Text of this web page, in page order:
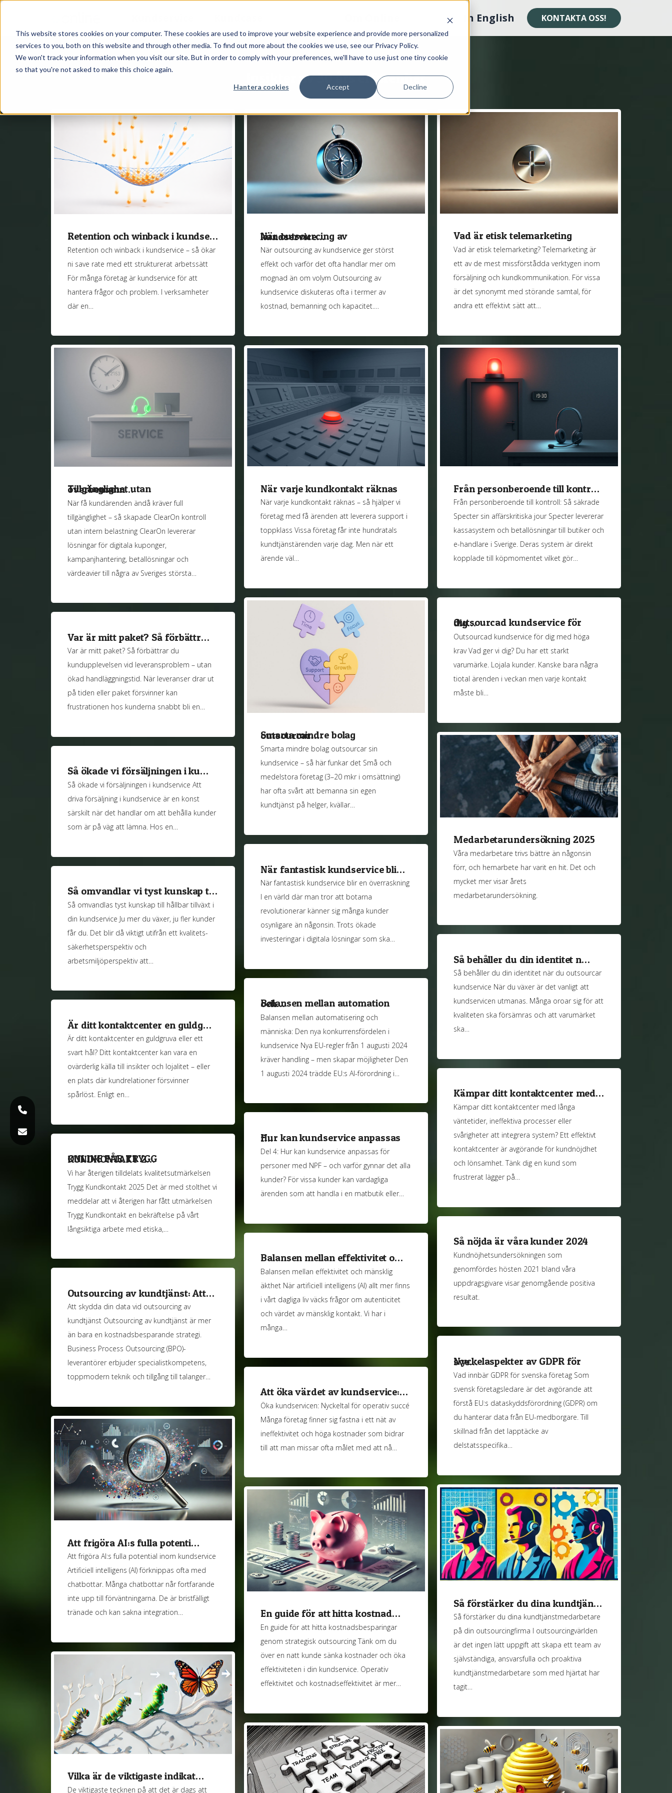
This website stores cookies on your computer. These cookies are used to improve your website experience and provide more personalized
services to you, both on this website and through other media. To find out more about the cookies we use, see our Privacy Policy.
We won't track your information when you visit our site. But in order to comply with your preferences, we'll have to use just one tiny cookie
so that you're not asked to make this choice again.
Hantera cookies Accept Decline
In English KONTAKTA OSS!
Insikter av 30 års erfarenhet
Retention och winback i kundse…
Retention och winback i kundservice – så ökar
ni save rate med ett strukturerat arbetssätt
För många företag är kundservice för att
hantera frågor och problem. I verksamheter
där en…
När outsourcing av kundservice…
När outsourcing av kundservice ger störst
effekt och varför det ofta handlar mer om
mognad än om volym Outsourcing av
kundservice diskuteras ofta i termer av
kostnad, bemanning och kapacitet.…
Vad är etisk telemarketing
Vad är etisk telemarketing? Telemarketing är
ett av de mest missförstådda verktygen inom
försäljning och kundkommunikation. För vissa
är det synonymt med störande samtal, för
andra ett effektivt sätt att…
Från personberoende till kontr…
Från personberoende till kontroll: Så säkrade
Specter sin affärskritiska jour Specter levererar
kassasystem och betallösningar till butiker och
e-handlare i Sverige. Deras system är direkt
kopplade till köpmomentet vilket gör…
Tillgänglighet utan överbemann…
När få kundärenden ändå kräver full
tillgänglighet – så skapade ClearOn kontroll
utan intern belastning ClearOn levererar
lösningar för digitala kuponger,
kampanjhantering, betallösningar och
värdeavier till några av Sveriges största…
När varje kundkontakt räknas
När varje kundkontakt räknas – så hjälper vi
företag med få ärenden att leverera support i
toppklass Vissa företag får inte hundratals
kundtjänstärenden varje dag. Men när ett
ärende väl…
Smarta mindre bolag outsourcar…
Smarta mindre bolag outsourcar sin
kundservice – så här funkar det Små och
medelstora företag (3–20 mkr i omsättning)
har ofta svårt att bemanna sin egen
kundtjänst på helger, kvällar…
Outsourcad kundservice för dig…
Outsourcad kundservice för dig med höga
krav Vad ger vi dig? Du har ett starkt
varumärke. Lojala kunder. Kanske bara några
tiotal ärenden i veckan men varje kontakt
måste bli…
Var är mitt paket? Så förbättr…
Var är mitt paket? Så förbättrar du
kundupplevelsen vid leveransproblem – utan
ökad handläggningstid. När leveranser drar ut
på tiden eller paket försvinner kan
frustrationen hos kunderna snabbt bli en…
Medarbetarundersökning 2025
Våra medarbetare trivs bättre än någonsin
förr, och hemarbete har varit en hit. Det och
mycket mer visar årets
medarbetarundersökning.
Så ökade vi försäljningen i ku…
Så ökade vi försäljningen i kundservice Att
driva försäljning i kundservice är en konst
särskilt när det handlar om att behålla kunder
som är på väg att lämna. Hos en…
När fantastisk kundservice bli…
När fantastisk kundservice blir en överraskning
I en värld där man tror att botarna
revolutionerar känner sig många kunder
osynligare än någonsin. Trots ökade
investeringar i digitala lösningar som ska…
Så omvandlar vi tyst kunskap t…
Så omvandlas tyst kunskap till hållbar tillväxt i
din kundservice Ju mer du växer, ju fler kunder
får du. Det blir då viktigt utifrån ett kvalitets-
säkerhetsperspektiv och
arbetsmiljöperspektiv att…
Så behåller du din identitet n…
Så behåller du din identitet när du outsourcar
kundservice När du växer är det vanligt att
kundservicen utmanas. Många oroar sig för att
kvaliteten ska försämras och att varumärket
ska…
Balansen mellan automation och…
Balansen mellan automatisering och
människa: Den nya konkurrensfördelen i
kundservice Nya EU-regler från 1 augusti 2024
kräver handling – men skapar möjligheter Den
1 augusti 2024 trädde EU:s AI-förordning i…
Är ditt kontaktcenter en guldg…
Är ditt kontaktcenter en guldgruva eller ett
svart hål? Ditt kontaktcenter kan vara en
ovärderlig källa till insikter och lojalitet – eller
en plats där kundrelationer försvinner
spårlöst. Enligt en…
Kämpar ditt kontaktcenter med…
Kämpar ditt kontaktcenter med långa
väntetider, ineffektiva processer eller
svårigheter att integrera system? Ett effektivt
kontaktcenter är avgörande för kundnöjdhet
och lönsamhet. Tänk dig en kund som
frustrerat lägger på…
Hur kan kundservice anpassas f…
Del 4: Hur kan kundservice anpassas för
personer med NPF – och varför gynnar det alla
kunder? För vissa kunder kan vardagliga
ärenden som att handla i en matbutik eller…
ONLINE FÅR TRYGG KUNDKONTAKT 2…
Vi har återigen tilldelats kvalitetsutmärkelsen
Trygg Kundkontakt 2025 Det är med stolthet vi
meddelar att vi återigen har fått utmärkelsen
Trygg Kundkontakt en bekräftelse på vårt
långsiktiga arbete med etiska,…
Så nöjda är våra kunder 2024
Kundnöjhetsundersökningen som
genomfördes hösten 2021 bland våra
uppdragsgivare visar genomgående positiva
resultat.
Balansen mellan effektivitet o…
Balansen mellan effektivitet och mänsklig
äkthet När artificiell intelligens (AI) allt mer finns
i vårt dagliga liv väcks frågor om autenticitet
och värdet av mänsklig kontakt. Vi har i
många…
Outsourcing av kundtjänst: Att…
Att skydda din data vid outsourcing av
kundtjänst Outsourcing av kundtjänst är mer
än bara en kostnadsbesparande strategi.
Business Process Outsourcing (BPO)-
leverantörer erbjuder specialistkompetens,
toppmodern teknik och tillgång till talanger…
Nyckelaspekter av GDPR för sve…
Vad innbär GDPR för svenska företag Som
svensk företagsledare är det avgörande att
förstå EU:s dataskyddsförordning (GDPR) om
du hanterar data från EU-medborgare. Till
skillnad från det lapptäcke av
delstatsspecifika…
Att öka värdet av kundservice:…
Öka kundservicen: Nyckeltal för operativ succé
Många företag finner sig fastna i ett nät av
ineffektivitet och höga kostnader som bidrar
till att man missar ofta målet med att nå…
Att frigöra AI:s fulla potenti…
Att frigöra AI:s fulla potential inom kundservice
Artificiell intelligens (AI) förknippas ofta med
chatbottar. Många chatbottar når fortfarande
inte upp till förväntningarna. De är bristfälligt
tränade och kan sakna integration…
Så förstärker du dina kundtjän…
Så förstärker du dina kundtjänstmedarbetare
på din outsourcingfirma I outsourcingvärlden
är det ingen lätt uppgift att skapa ett team av
självständiga, ansvarsfulla och proaktiva
kundtjänstmedarbetare som med hjärtat har
tagit…
En guide för att hitta kostnad…
En guide för att hitta kostnadsbesparingar
genom strategisk outsourcing Tänk om du
över en natt kunde sänka kostnader och öka
effektiviteten i din kundservice. Operativ
effektivitet och kostnadseffektivitet är mer…
Vilka är de viktigaste indikat…
De viktigaste tecknen på att det är dags att